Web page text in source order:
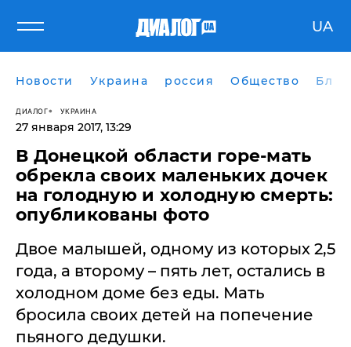
UA
Новости Украина россия Общество
ДИАЛОГ УКРАИНА
27 января 2017, 13:29
В Донецкой области горе-мать
обрекла своих маленьких дочек
на голодную и холодную смерть:
опубликованы фото
Двое малышей, одному из которых 2,5
года, а второму – пять лет, остались в
холодном доме без еды. Мать
бросила своих детей на попечение
пьяного дедушки.